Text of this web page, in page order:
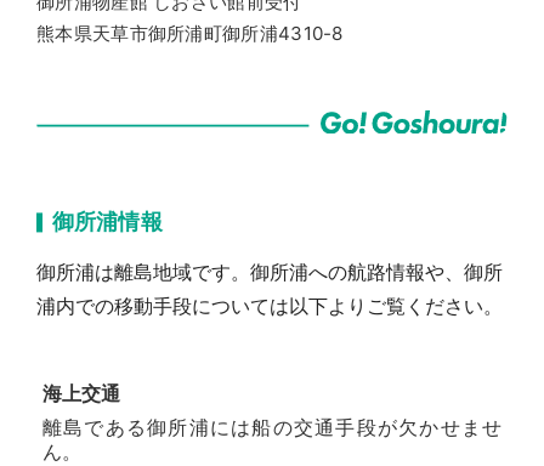
熊本県天草市御所浦町御所浦4310-8
御所浦情報
御所浦は離島地域です。御所浦への航路情報や、御所
浦内での移動手段については以下よりご覧ください。
海上交通
離島である御所浦には船の交通手段が欠かせませ
ん。